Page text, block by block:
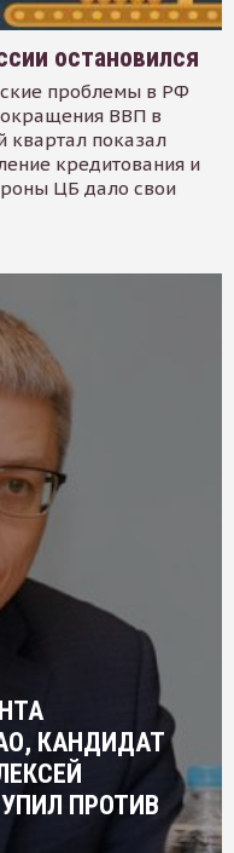
остановился
проблемы в РФ
ВВП в
квартал показал
кредитования и
ЦБ дало свои
КАНДИДАТ
ПРОТИВ